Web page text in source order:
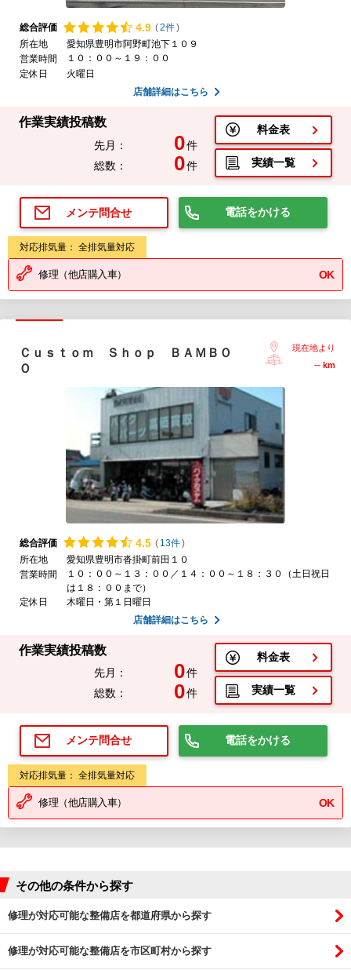
総合評価 4.9 (2件)
所在地
愛知県豊明市阿野町池下１０９
営業時間
１０：００～１９：００
定休日
火曜日
店舗詳細はこちら
作業実績投稿数
先月： 0件
総数：
0件
料金表
実績一覧
メンテ問合せ 電話をかける
対応排気量： 全排気量対応
修理（他店購入車） OK
Ｃｕｓｔｏｍ Ｓｈｏｐ ＢＡＭＢＯ
Ｏ
現在地より
-- km
総合評価 4.5 ( 13件)
所在地
愛知県豊明市沓掛町前田１０
営業時間
１０：００～１３：００／１４：００～１８：３０（土日祝日
は１８：００まで）
定休日
木曜日・第１日曜日
店舗詳細はこちら
作業実績投稿数
先月： 0件
総数：
0件
料金表
実績一覧
メンテ問合せ 電話をかける
対応排気量： 全排気量対応
修理（他店購入車） OK
その他の条件から探す
修理が対応可能な整備店を都道府県から探す
修理が対応可能な整備店を市区町村から探す